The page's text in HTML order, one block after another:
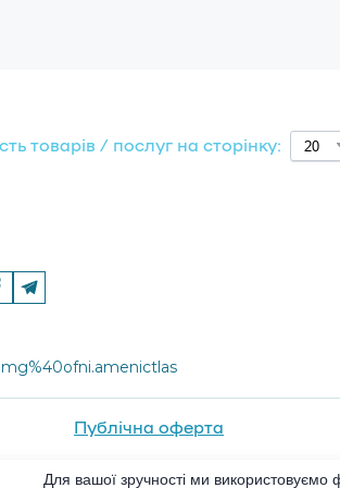
товарів / послуг на сторінку:
Публічна оферта
Для вашої зручності ми